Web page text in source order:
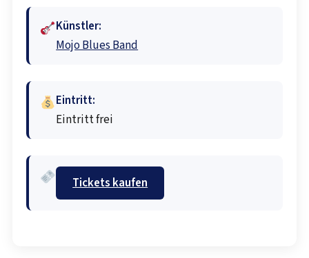
Künstler:
Mojo Blues Band
Eintritt:
Eintritt frei
Tickets kaufen